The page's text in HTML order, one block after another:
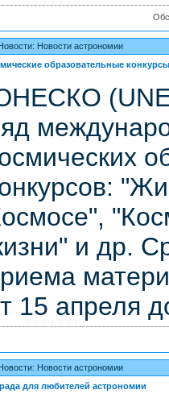
Новости астрономии
образовательные
и др.
15 апреля
Новости астрономии
для любителей астрономии